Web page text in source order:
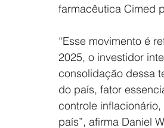
farmacêutica Cimed
“Esse movimento é
2025, o investidor
consolidação dessa
do país, fator
controle
país”, afirma Daniel